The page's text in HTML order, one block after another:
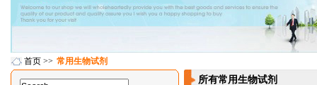
首页 >> 常用生物试剂
所有常用生物试剂